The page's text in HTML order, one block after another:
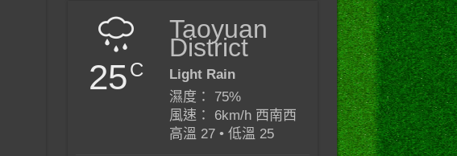
25C
Taoyuan
District
Light Rain
濕度： 75%
風速： 6km/h 西南西
高溫 27 • 低溫 25